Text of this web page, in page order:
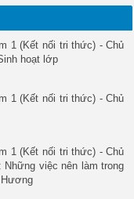
1 (Kết nối tri thức) - Chủ
hoạt lớp
1 (Kết nối tri thức) - Chủ
1 (Kết nối tri thức) - Chủ
việc nên làm trong